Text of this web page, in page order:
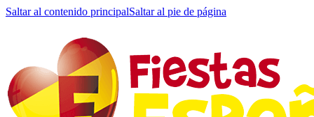
Saltar al contenido principalSaltar al pie de página